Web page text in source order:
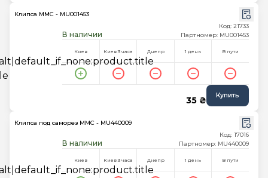
Клипса MMC - MU001453
В наличии
Код: 21733
Партномер: MU001453
Киев Киев 3 часа Днепр 1 день В пути
35 ₴ Купить
Клипса под саморез MMC - MU440009
В наличии
Код: 17016
Партномер: MU440009
Киев Киев 3 часа Днепр 1 день В пути